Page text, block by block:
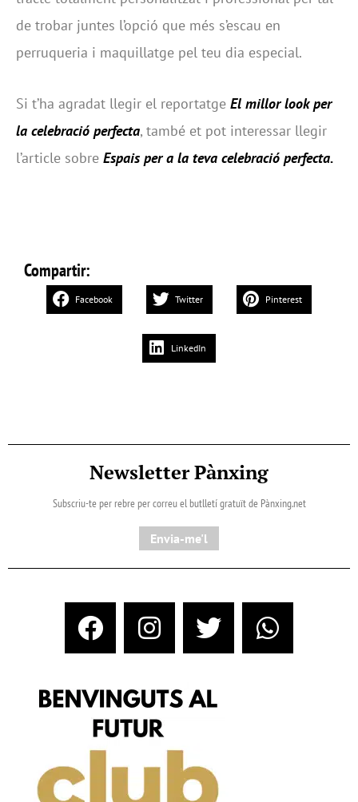
de trobar juntes l’opció que més s’escau en
perruqueria i maquillatge pel teu dia especial.
Si t’ha agradat llegir el reportatge El millor look per
la celebració perfecta, també et pot interessar llegir
l’article sobre Espais per a la teva celebració perfecta.
Compartir:
Facebook Twitter Pinterest
LinkedIn
Newsletter Pànxing
Subscriu-te per rebre per correu el butlletí gratuït de Pànxing.net​
Envia-me'l